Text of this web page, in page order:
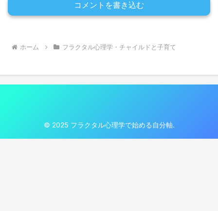
コメントを書き込む
ホーム フラクタル心理学・チャイルドと子育て
© 2025 フラクタル心理学で始める自分軸.